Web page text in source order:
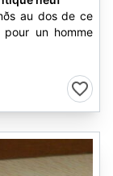
au dos de ce
un homme